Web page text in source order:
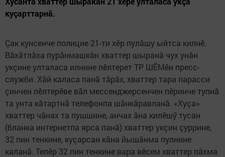
куçарттарнă.
Çак кунсенче полицие 21-ти хӗр пулăшу ыйтса килнӗ.
Вăхăтлăха пурăнмашкăн хваттер шыранă чух унăн
укçине улталаса илнине пӗлтерет ТР ШӖМӗн пресс-
служби. Хăй каласа панă тăрăх, хваттер тара парасси
çинчен пӗлтерӗве вăл мессенджерсенчен пӗринче тупнă
та унта кăтартнă телефонпа шăнкăравланă. «Хуçа»
хваттер чăнах та пушшине, анчах ăна килӗшӳ тусан
(бланка интернетпа ярса панă) хваттер укçин çуррине,
32 пин тенкине, куçарсан кăна йышăнма пулнине
каланă. Тепӗр 32 пин тенкине вара вӗсем хваттер пăхма